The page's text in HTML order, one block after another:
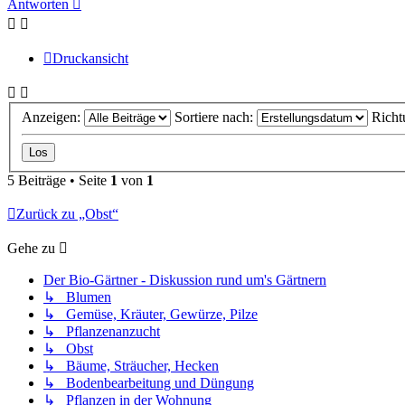
Antworten
Druckansicht
Anzeigen: Sortiere nach:
5 Beiträge • Seite 1 von 1
Zurück zu „Obst“
Gehe zu
Der Bio-Gärtner - Diskussion rund um's Gärtnern
↳ Blumen
↳ Gemüse, Kräuter, Gewürze, Pilze
↳ Pflanzenanzucht
↳ Obst
↳ Bäume, Sträucher, Hecken
↳ Bodenbearbeitung und Düngung
↳ Pflanzen in der Wohnung